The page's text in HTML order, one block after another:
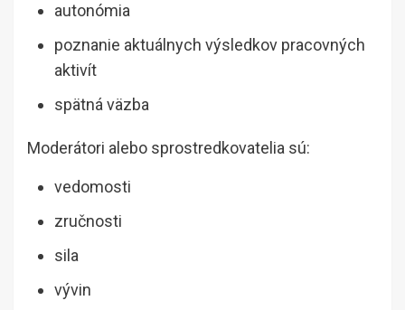
autonómia
poznanie aktuálnych výsledkov pracovných
aktivít
spätná väzba
Moderátori alebo sprostredkovatelia sú:
vedomosti
zručnosti
sila
vývin